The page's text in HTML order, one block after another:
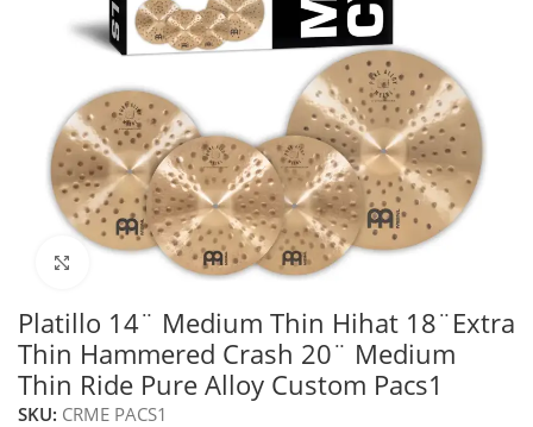
Haga clic para ampliar
Platillo 14¨ Medium Thin Hihat 18¨Extra
Thin Hammered Crash 20¨ Medium
Thin Ride Pure Alloy Custom Pacs1
SKU: CRME PACS1